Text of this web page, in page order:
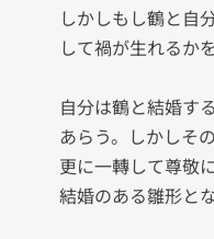
しかしもし鶴と自
して禍が生れるか
自分は鶴と結婚す
あらう。しかしそ
更に一轉して尊敬
結婚のある雛形と